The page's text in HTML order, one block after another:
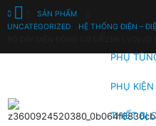
PHỤ
PHỤ
THIẾT BỊ
SẢN PHẨM
UNCATEGORIZED
HỆ THỐNG ĐIỆN –